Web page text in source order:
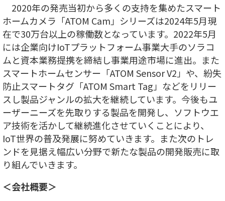
2020年の発売当初から多くの支持を集めたスマート
ホームカメラ「ATOM Cam」シリーズは2024年5月現
在で30万台以上の稼働数となっています。2022年5月
には企業向けIoTプラットフォーム事業大手のソラコ
ムと資本業務提携を締結し事業用途市場に進出。また
スマートホームセンサー「ATOM Sensor V2」や、紛失
防止スマートタグ「ATOM Smart Tag」などをリリー
スし製品ジャンルの拡大を継続しています。今後もユ
ーザーニーズを先取りする製品を開発し、ソフトウエ
ア技術を活かして継続進化させていくことにより、
IoT世界の普及発展に努めていきます。また次のトレ
ンドを見据え幅広い分野で新たな製品の開発販売に取
り組んでいきます。
＜会社概要＞